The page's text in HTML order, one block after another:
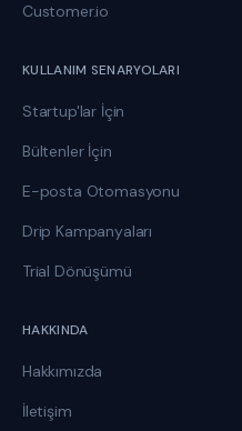
Customer.io
KULLANIM SENARYOLARI
Startup'lar İçin
Bültenler İçin
E-posta Otomasyonu
Drip Kampanyaları
Trial Dönüşümü
HAKKINDA
Hakkımızda
İletişim